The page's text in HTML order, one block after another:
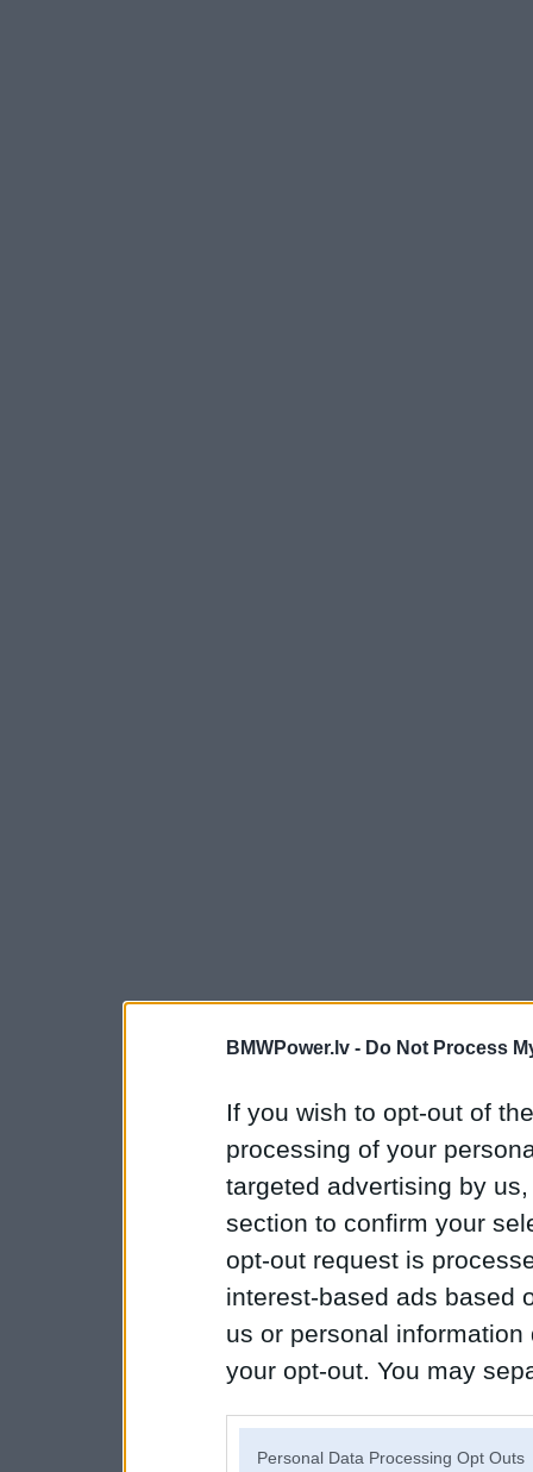
BMWPower.lv - Do Not Process
If you wish to opt-out of
processing of your
targeted advertising by
section to confirm your
opt-out request is
interest-based ads based
us or personal
your opt-out. You may
Personal Data Processing Opt Outs